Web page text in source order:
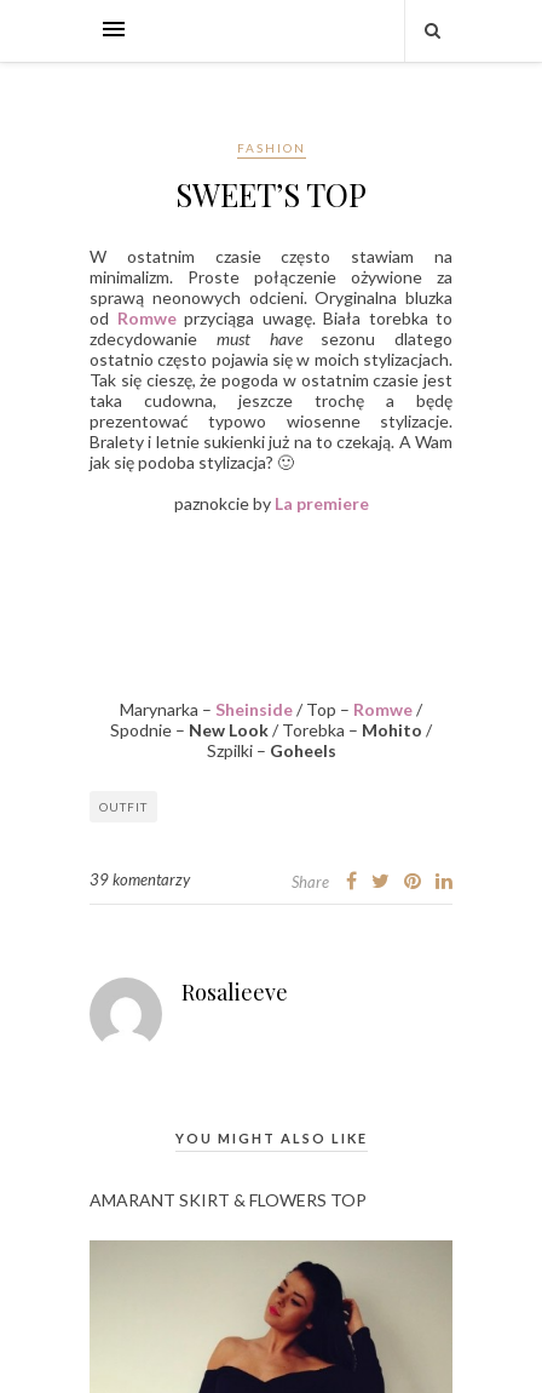
FASHION
SWEET’S TOP
W ostatnim czasie często stawiam na
minimalizm. Proste połączenie ożywione za
sprawą neonowych odcieni. Oryginalna bluzka
od Romweprzyciąga uwagę. Biała torebka to
zdecydowanie must havesezonu dlatego
ostatnio często pojawia się w moich stylizacjach.
Tak się cieszę, że pogoda w ostatnim czasie jest
taka cudowna, jeszcze trochę a będę
prezentować typowo wiosenne stylizacje.
Bralety i letnie sukienki już na to czekają. A Wam
jak się podoba stylizacja? 🙂
paznokcie by La premiere
Marynarka – Sheinside/ Top – Romwe/
Spodnie – New Look/ Torebka – Mohito /
Szpilki – Goheels
OUTFIT
39 komentarzy Share
Rosalieeve
YOU MIGHT ALSO LIKE
AMARANT SKIRT & FLOWERS TOP